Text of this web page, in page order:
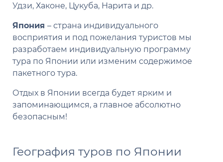
Удзи, Хаконе, Цукуба, Нарита и др.
Япония – страна индивидуального
восприятия и под пожелания туристов мы
разработаем индивидуальную программу
тура по Японии или изменим содержимое
пакетного тура.
Отдых в Японии всегда будет ярким и
запоминающимся, а главное абсолютно
безопасным!
География туров по Японии